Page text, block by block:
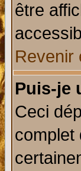
être
Revenir
Puis-je
Ceci
complet